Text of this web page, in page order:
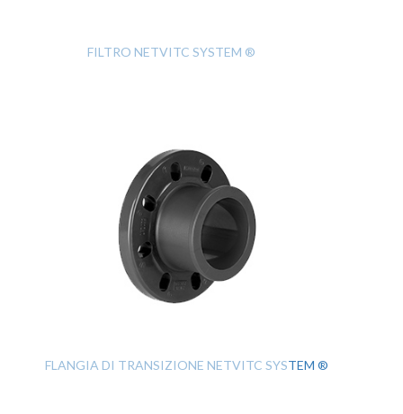
FILTRO NETVITC SYSTEM ®
FLANGIA DI TRANSIZIONE NETVITC SYSTEM ®